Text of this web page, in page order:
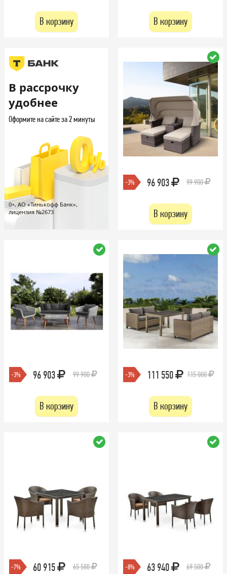
В корзину В корзину
В рассрочку
удобнее
Оформите на сайте за 2 минуты
0+, АО «Тинькофф Банк»,
лицензия №2673
-3% 96 903 99 900
В корзину
-3% 96 903 99 900
В корзину
-3% 111 550 115 000
В корзину
-7% 60 915 65 500 -8% 63 940 69 500